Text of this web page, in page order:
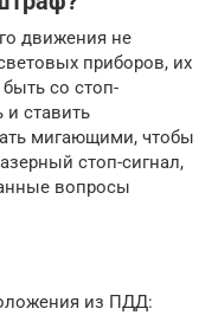
движения не
приборов, их
со стоп-
ставить
мигающими, чтобы
стоп-сигнал,
вопросы
из ПДД: